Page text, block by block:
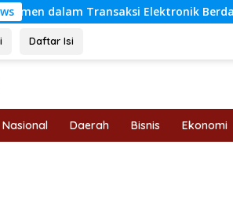
Elektronik Berdasarkan Hukum di
Daftar Isi
Nasional Daerah Bisnis Ekonomi